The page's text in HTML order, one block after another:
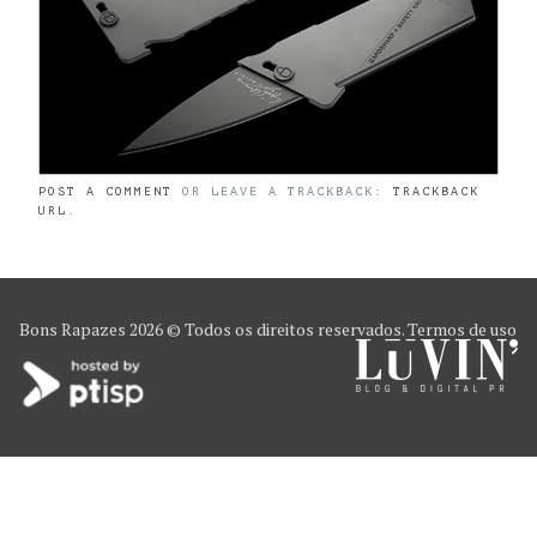
POST A COMMENT OR LEAVE A TRACKBACK: TRACKBACK
URL
Bons Rapazes 2026 © Todos os direitos reservados.Termos de uso